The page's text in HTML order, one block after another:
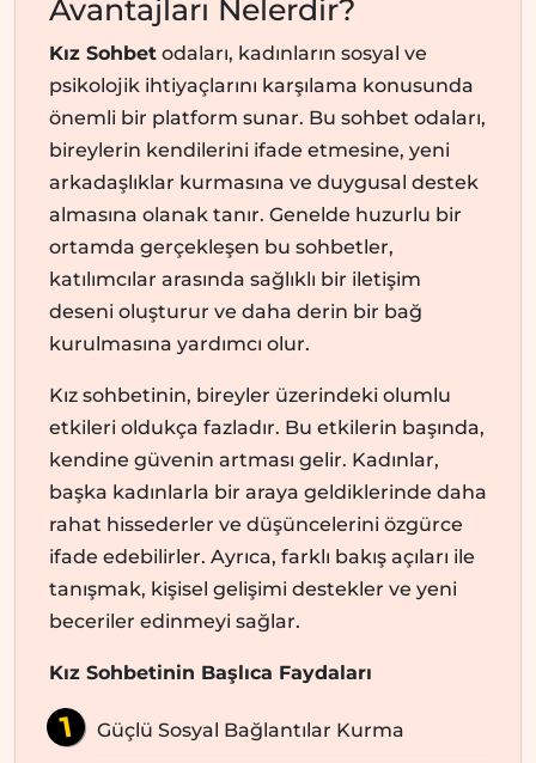
Avantajları Nelerdir?
Kız Sohbet odaları, kadınların sosyal ve
psikolojik ihtiyaçlarını karşılama konusunda
önemli bir platform sunar. Bu sohbet odaları,
bireylerin kendilerini ifade etmesine, yeni
arkadaşlıklar kurmasına ve duygusal destek
almasına olanak tanır. Genelde huzurlu bir
ortamda gerçekleşen bu sohbetler,
katılımcılar arasında sağlıklı bir iletişim
deseni oluşturur ve daha derin bir bağ
kurulmasına yardımcı olur.
Kız sohbetinin, bireyler üzerindeki olumlu
etkileri oldukça fazladır. Bu etkilerin başında,
kendine güvenin artması gelir. Kadınlar,
başka kadınlarla bir araya geldiklerinde daha
rahat hissederler ve düşüncelerini özgürce
ifade edebilirler. Ayrıca, farklı bakış açıları ile
tanışmak, kişisel gelişimi destekler ve yeni
beceriler edinmeyi sağlar.
Kız Sohbetinin Başlıca Faydaları
Güçlü Sosyal Bağlantılar Kurma